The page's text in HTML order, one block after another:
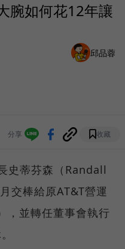
腕如何花12年讓
邱品蓉
分享 收藏
史蒂芬森（Randall
交棒給原AT&T營運
，並轉任董事會執行